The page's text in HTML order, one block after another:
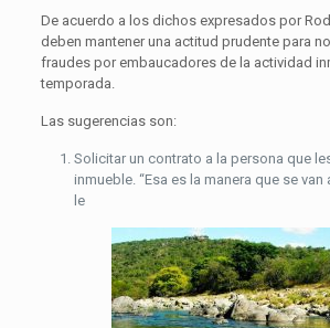
De acuerdo a los dichos expresados por
deben mantener una actitud prudente para
fraudes por embaucadores de la actividad
temporada.
Las sugerencias son:
Solicitar un contrato a la persona que
inmueble. “Esa es la manera que se
le